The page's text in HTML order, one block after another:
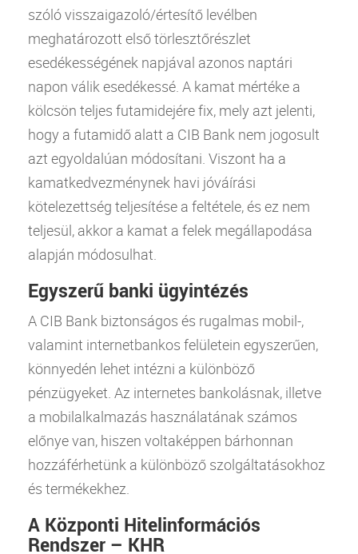
szóló visszaigazoló/értesítő levélben
meghatározott első törlesztőrészlet
esedékességének napjával azonos naptári
napon válik esedékessé. A kamat mértéke a
kölcsön teljes futamidejére fix, mely azt jelenti,
hogy a futamidő alatt a CIB Bank nem jogosult
azt egyoldalúan módosítani. Viszont ha a
kamatkedvezménynek havi jóváírási
kötelezettség teljesítése a feltétele, és ez nem
teljesül, akkor a kamat a felek megállapodása
alapján módosulhat.
Egyszerű banki ügyintézés
A CIB Bank biztonságos és rugalmas mobil-,
valamint internetbankos felületein egyszerűen,
könnyedén lehet intézni a különböző
pénzügyeket. Az internetes bankolásnak, illetve
a mobilalkalmazás használatának számos
előnye van, hiszen voltaképpen bárhonnan
hozzáférhetünk a különböző szolgáltatásokhoz
és termékekhez.
A Központi Hitelinformációs
Rendszer – KHR